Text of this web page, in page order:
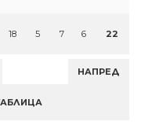
18 5 7 6 22
НАПРЕД